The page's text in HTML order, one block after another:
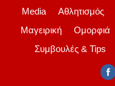
Media Αθλητισμός
Μαγειρική
Ομορφιά
Συμβουλές & Tips